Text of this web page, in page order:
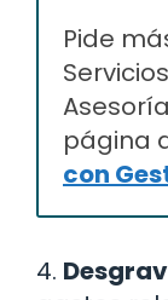
Pide
página
con
4.